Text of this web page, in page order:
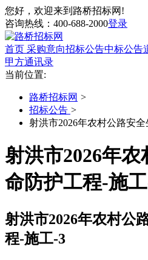
您好，欢迎来到路桥招标网!
咨询热线： 400-688-2000登录
首页 采购意向招标公告中标公告
甲方通讯录
当前位置:
路桥招标网 >
招标公告 >
射洪市2026年农村公路安
射洪市2026年
命防护工程-施
射洪市2026年农村公
程-施工-3